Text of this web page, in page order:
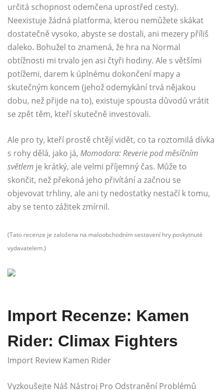
určitá schopnost odemčena uprostřed cesty).
Neexistuje žádná platforma, kterou nemůžete skákat
dostatečně vysoko, abyste se dostali, ani mezery příliš
daleko. Bohužel to znamená, že hra na Normal
obtížnosti mi trvalo jen asi čtyři hodiny. Ale s většími
potížemi, darem k úplnému dokončení mapy a
skutečným koncem (jehož odemykání trvá nějakou
dobu, než přijde na to), existuje spousta důvodů vrátit
se zpět těm, kteří skutečně investovali.
Ale pro ty, kteří prostě chtějí vidět, co ta roztomilá dívka
s rohy dělá, jako já, Momodora: Reverie pod měsíčním
světlem je krátký, ale velmi příjemný čas. Může to
skončit, než překoná jeho přivítání a začnou se
objevovat trhliny, ale ani ty nedostatky nestačí k tomu,
aby se tento zážitek zmírnil.
(Tato recenze je založena na maloobchodním sestavení hry poskytnuté
vydavatelem.)
Import Recenze: Kamen
Rider: Climax Fighters
Import Review Kamen Rider
Vyzkoušejte Náš Nástroj Pro Odstranění Problémů